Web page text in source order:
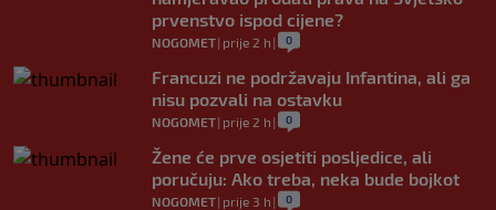
prvenstvo ispod cijene?
NOGOMET| prije 2 h | 0
Francuzi ne podržavaju Infantina, ali ga
nisu pozvali na ostavku
NOGOMET| prije 2 h | 0
Žene će prve osjetiti posljedice, ali
poručuju: Ako treba, neka bude bojkot
NOGOMET| prije 3 h | 0